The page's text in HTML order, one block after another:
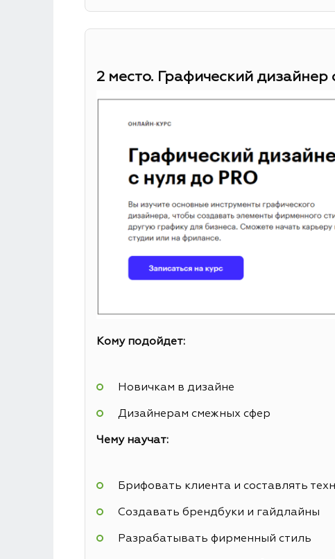
2 место. Графический
Кому подойдет:
Новичкам в дизайне
Дизайнерам смежных сфер
Чему научат:
Брифовать клиента и составлять
Создавать брендбуки и гайдлайны
Разрабатывать фирменный стиль